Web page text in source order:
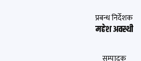
प्रबन्ध निर्देशक
महेश अवस्थी